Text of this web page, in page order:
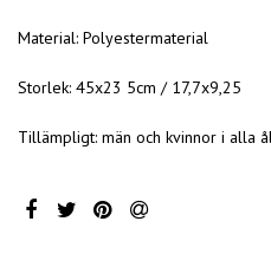
Material: Polyestermaterial
Storlek: 45x23 5cm / 17,7x9,25
Tillämpligt: män och kvinnor i alla